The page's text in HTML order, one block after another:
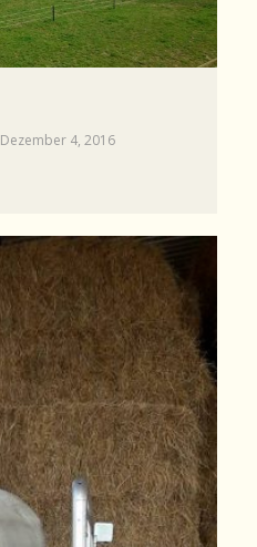
Dezember 4, 2016